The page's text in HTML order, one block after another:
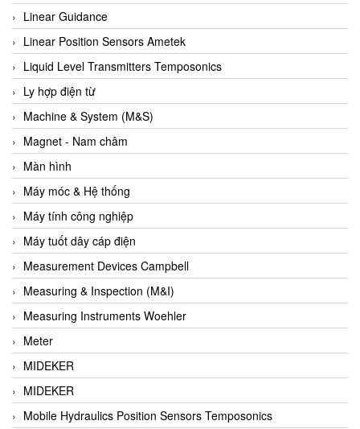
Axiomtek
AZBIL
B&C Electronics
B&R
Babcok wilcox
Baelz Automatic Vietnam
Bahr Modultechnik Vietnam
Balluff
BamBo Vietnam
Barel Vietnam
Barksdale
Bartec
Basco
Baumer
Baumuller Vietnam
Baykee
BBC Bircher Smart Access
Linear Guidance
Linear Position Sensors Ametek
Liquid Level Transmitters Temposonics
Ly hợp điện từ
Machine & System (M&S)
Magnet - Nam châm
Màn hình
Máy móc & Hệ thống
Máy tính công nghiệp
Máy tuốt dây cáp điện
Measurement Devices Campbell
Measuring & Inspection (M&I)
Measuring Instruments Woehler
Meter
MIDEKER
MIDEKER
Mobile Hydraulics Position Sensors Temposonics